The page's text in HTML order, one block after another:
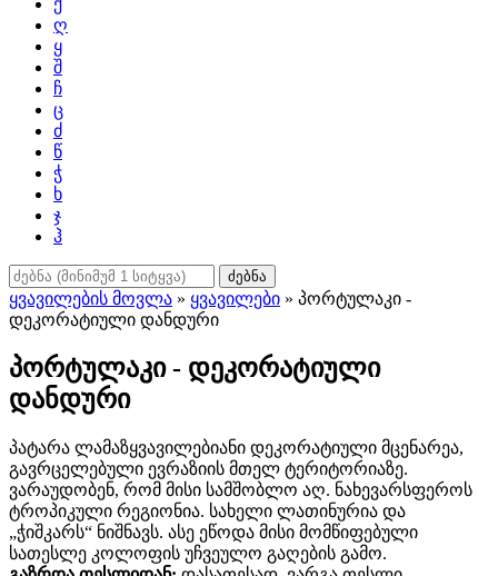
ქ
ღ
ყ
შ
ჩ
ც
ძ
წ
ჭ
ხ
ჯ
ჰ
ძებნა
ყვავილების მოვლა » ყვავილები » პორტულაკი -
დეკორატიული დანდური
პორტულაკი - დეკორატიული
დანდური
პატარა ლამაზყვავილებიანი დეკორატიული მცენარეა,
გავრცელებული ევრაზიის მთელ ტერიტორიაზე.
ვარაუდობენ, რომ მისი სამშობლო აღ. ნახევარსფეროს
ტროპიკული რეგიონია. სახელი ლათინურია და
„ჭიშკარს“ ნიშნავს. ასე ეწოდა მისი მომწიფებული
სათესლე კოლოფის უჩვეულო გაღების გამო.